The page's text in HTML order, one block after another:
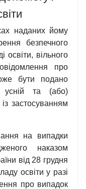
наданих йому
безпечного
освіти, вільного
про
бути подано
усній та (або)
застосуванням
на випадки
наказом
від 28 грудня
освіти у разі
про випадок